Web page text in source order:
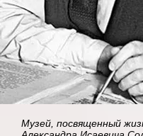
Музей, посвященный